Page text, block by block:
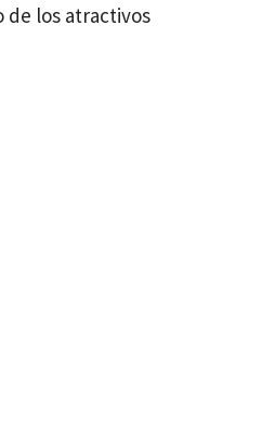
de los atractivos